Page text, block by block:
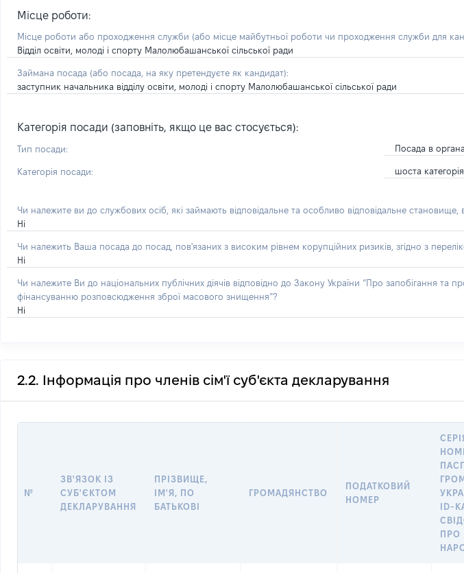
Місце роботи:
Місце роботи або проходження служби (або місце майбутньої роботи чи проходження служби для
Відділ освіти, молоді і спорту Малолюбашанської сільської ради
Займана посада (або посада, на яку претендуєте як кандидат):
заступник начальника відділу освіти, молоді і спорту Малолюбашанської сільської ради
Категорія посади (заповніть, якщо це вас стосується):
Тип посади: Посада в
Категорія посади: шоста категорія
Чи належите ви до службових осіб, які займають відповідальне та особливо відповідальне становище,
Ні
Чи належить Ваша посада до посад, пов'язаних з високим рівнем корупційних ризиків, згідно з
Ні
Чи належите Ви до національних публічних діячів відповідно до Закону України “Про запобігання
фінансуванню розповсюдження зброї масового знищення”?
Ні
2.2. Інформація про членів сім'ї суб'єкта декларування
№
ЗВ'ЯЗОК ІЗ
СУБ'ЄКТОМ
ДЕКЛАРУВАННЯ
ПРІЗВИЩЕ,
ІМ'Я, ПО
БАТЬКОВІ
ГРОМАДЯНСТВО
ПОДАТКОВИЙ
НОМЕР
ID-
ПРО